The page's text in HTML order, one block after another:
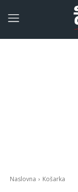
Naslovna Košarka